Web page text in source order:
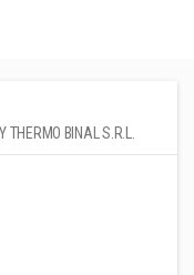
BINAL S.R.L.